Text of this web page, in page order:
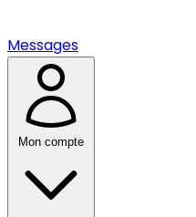
Messages
Mon compte